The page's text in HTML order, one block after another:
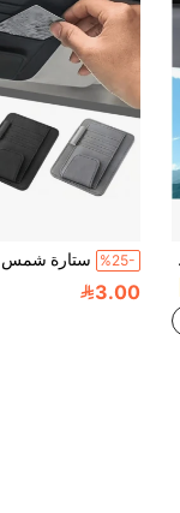
للسائقين والآباء وعيد الأب %25-
3.00